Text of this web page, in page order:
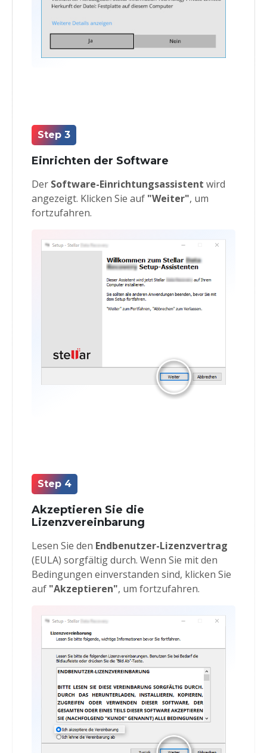
Step 3
Einrichten der Software
Der Software-Einrichtungsassistent wird
angezeigt. Klicken Sie auf "Weiter", um
fortzufahren.
Step 4
Akzeptieren Sie die
Lizenzvereinbarung
Lesen Sie den Endbenutzer-Lizenzvertrag
(EULA) sorgfältig durch. Wenn Sie mit den
Bedingungen einverstanden sind, klicken Sie
auf "Akzeptieren", um fortzufahren.